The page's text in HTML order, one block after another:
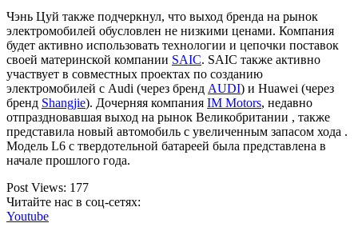
Чэнь Цуй также подчеркнул, что выход бренда на рынок
электромобилей обусловлен не низкими ценами. Компания
будет активно использовать технологии и цепочки поставок
своей материнской компании SAIC. SAIC также активно
участвует в совместных проектах по созданию
электромобилей с Audi (через бренд AUDI) и Huawei (через
бренд Shangjie). Дочерняя компания IM Motors, недавно
отпраздновавшая выход на рынок Великобритании , также
представила новый автомобиль с увеличенным запасом хода .
Модель L6 с твердотельной батареей была представлена ​​в
начале прошлого года.
Post Views: 177
Читайте нас в соц-сетях:
Youtube